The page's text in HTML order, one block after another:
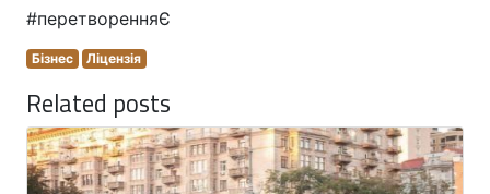
#перетворенняЄ
Бізнес Ліцензія
Related posts